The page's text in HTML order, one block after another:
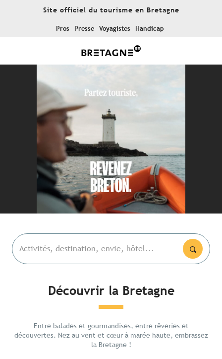
Site officiel du tourisme en Bretagne
Pros Presse Voyagistes Handicap
Activités, destination, envie, hôtel...
Découvrir la Bretagne
Entre balades et gourmandises, entre rêveries et
découvertes. Nez au vent et cœur à marée haute, embrassez
la Bretagne !
Les lieux emblématiques
Itinéraires